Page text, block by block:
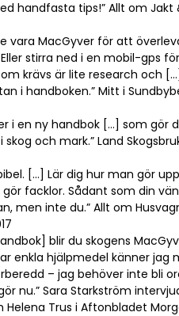
handfasta tips!” Allt om Jakt
vara MacGyver för att
stirra ned i en mobil-gps
krävs är lite research och
i handboken.” Mitt i
i en ny handbok […] som gör
och mark.” Land
[…] Lär dig hur man gör
facklor. Sådant som din vän
men inte du.” Allt om
blir du skogens
enkla hjälpmedel känner jag
– jag behöver inte bli
nu.” Sara Starkström
Helena Trus i Aftonbladet